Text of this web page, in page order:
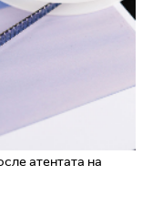
атентата на